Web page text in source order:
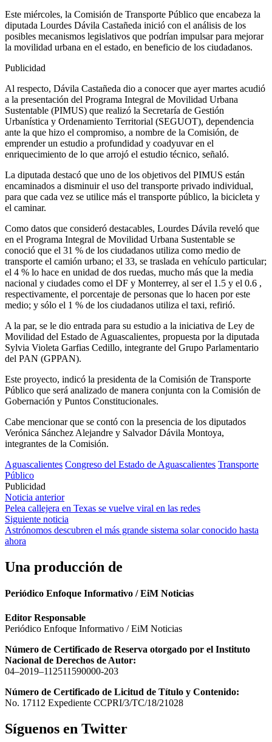
Este miércoles, la Comisión de Transporte Público que encabeza la
diputada Lourdes Dávila Castañeda inició con el análisis de los
posibles mecanismos legislativos que podrían impulsar para mejorar
la movilidad urbana en el estado, en beneficio de los ciudadanos.
Publicidad
Al respecto, Dávila Castañeda dio a conocer que ayer martes acudió
a la presentación del Programa Integral de Movilidad Urbana
Sustentable (PIMUS) que realizó la Secretaría de Gestión
Urbanística y Ordenamiento Territorial (SEGUOT), dependencia
ante la que hizo el compromiso, a nombre de la Comisión, de
emprender un estudio a profundidad y coadyuvar en el
enriquecimiento de lo que arrojó el estudio técnico, señaló.
La diputada destacó que uno de los objetivos del PIMUS están
encaminados a disminuir el uso del transporte privado individual,
para que cada vez se utilice más el transporte público, la bicicleta y
el caminar.
Como datos que consideró destacables, Lourdes Dávila reveló que
en el Programa Integral de Movilidad Urbana Sustentable se
conoció que el 31 % de los ciudadanos utiliza como medio de
transporte el camión urbano; el 33, se traslada en vehículo particular;
el 4 % lo hace en unidad de dos ruedas, mucho más que la media
nacional y ciudades como el DF y Monterrey, al ser el 1.5 y el 0.6 ,
respectivamente, el porcentaje de personas que lo hacen por este
medio; y sólo el 1 % de los ciudadanos utiliza el taxi, refirió.
A la par, se le dio entrada para su estudio a la iniciativa de Ley de
Movilidad del Estado de Aguascalientes, propuesta por la diputada
Sylvia Violeta Garfias Cedillo, integrante del Grupo Parlamentario
del PAN (GPPAN).
Este proyecto, indicó la presidenta de la Comisión de Transporte
Público que será analizado de manera conjunta con la Comisión de
Gobernación y Puntos Constitucionales.
Cabe mencionar que se contó con la presencia de los diputados
Verónica Sánchez Alejandre y Salvador Dávila Montoya,
integrantes de la Comisión.
Aguascalientes Congreso del Estado de Aguascalientes Transporte
Público
Publicidad
Navegación
de
entradas
Noticia anterior
Pelea callejera en Texas se vuelve viral en las redes
Siguiente noticia
Astrónomos descubren el más grande sistema solar conocido hasta
ahora
Una producción de
Periódico Enfoque Informativo / EiM Noticias
Editor Responsable
Periódico Enfoque Informativo / EiM Noticias
Número de Certificado de Reserva otorgado por el Instituto
Nacional de Derechos de Autor:
04–2019–112511590000-203
Número de Certificado de Licitud de Título y Contenido:
No. 17112 Expediente CCPRI/3/TC/18/21028
Síguenos en Twitter